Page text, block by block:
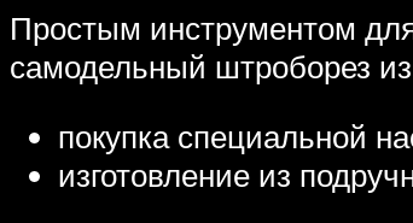
Простым инструментом
самодельный штроборез из
покупка специальной
изготовление из